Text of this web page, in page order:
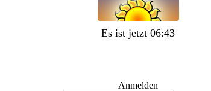
Es ist jetzt 06:43
Anmelden